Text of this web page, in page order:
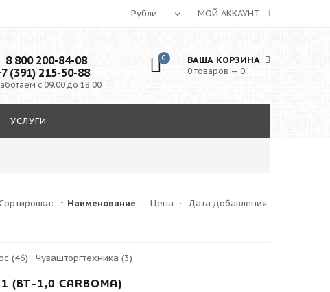
МОЙ АККАУНТ
8 800 200-84-08
(391) 215-50-88
с 09.00 до 18.00
0 ВАША КОРЗИНА
0 товаров — 0
УСЛУГИ
↑ Наименование · Цена · Дата добавления
(46) ·Чувашторгтехника(3)
(ВТ-1,0 СARBOMA)